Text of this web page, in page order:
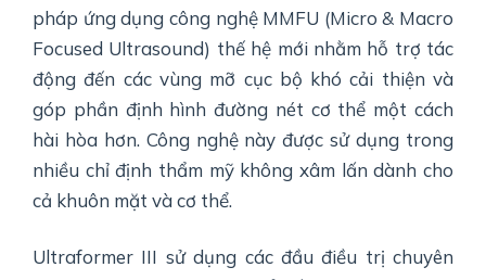
pháp ứng dụng công nghệ MMFU (Micro & Macro
Focused Ultrasound) thế hệ mới nhằm hỗ trợ tác
động đến các vùng mỡ cục bộ khó cải thiện và
góp phần định hình đường nét cơ thể một cách
hài hòa hơn. Công nghệ này được sử dụng trong
nhiều chỉ định thẩm mỹ không xâm lấn dành cho
cả khuôn mặt và cơ thể.
Ultraformer III sử dụng các đầu điều trị chuyên